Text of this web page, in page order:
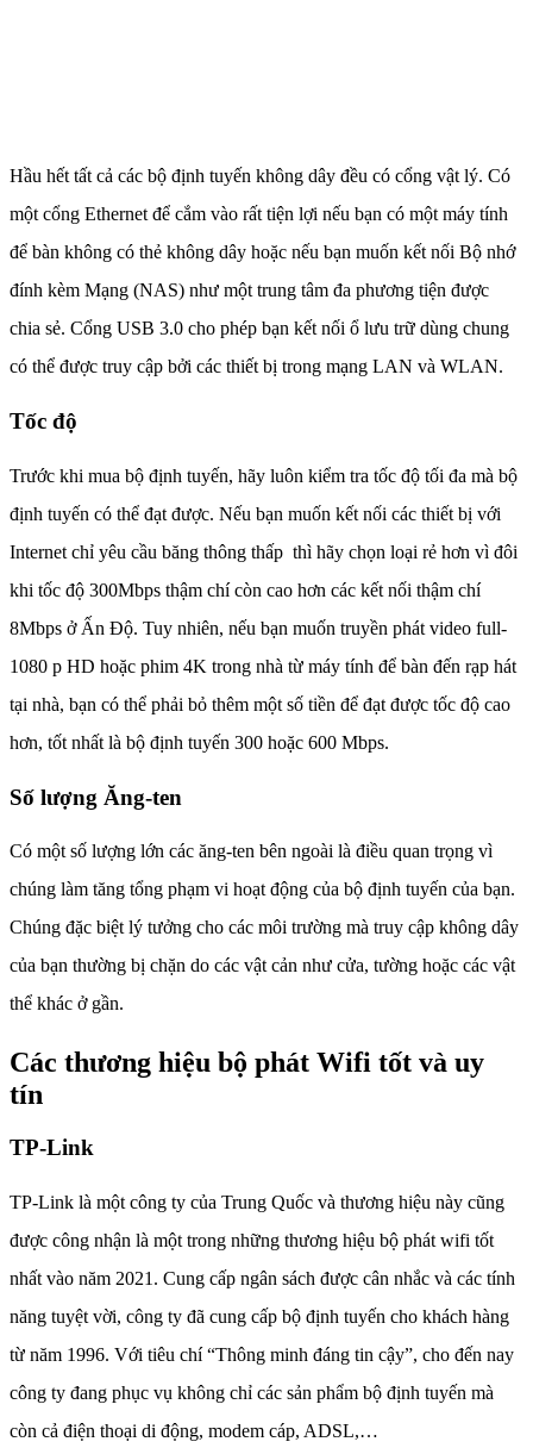
Hầu hết tất cả các bộ định tuyến không dây đều có cổng vật lý. Có
một cổng Ethernet để cắm vào rất tiện lợi nếu bạn có một máy tính
để bàn không có thẻ không dây hoặc nếu bạn muốn kết nối Bộ nhớ
đính kèm Mạng (NAS) như một trung tâm đa phương tiện được
chia sẻ. Cổng USB 3.0 cho phép bạn kết nối ổ lưu trữ dùng chung
có thể được truy cập bởi các thiết bị trong mạng LAN và WLAN.
Tốc độ
Trước khi mua bộ định tuyến, hãy luôn kiểm tra tốc độ tối đa mà bộ
định tuyến có thể đạt được. Nếu bạn muốn kết nối các thiết bị với
Internet chỉ yêu cầu băng thông thấp thì hãy chọn loại rẻ hơn vì đôi
khi tốc độ 300Mbps thậm chí còn cao hơn các kết nối thậm chí
8Mbps ở Ấn Độ. Tuy nhiên, nếu bạn muốn truyền phát video full-
1080 p HD hoặc phim 4K trong nhà từ máy tính để bàn đến rạp hát
tại nhà, bạn có thể phải bỏ thêm một số tiền để đạt được tốc độ cao
hơn, tốt nhất là bộ định tuyến 300 hoặc 600 Mbps.
Số lượng Ăng-ten
Có một số lượng lớn các ăng-ten bên ngoài là điều quan trọng vì
chúng làm tăng tổng phạm vi hoạt động của bộ định tuyến của bạn.
Chúng đặc biệt lý tưởng cho các môi trường mà truy cập không dây
của bạn thường bị chặn do các vật cản như cửa, tường hoặc các vật
thể khác ở gần.
Các thương hiệu bộ phát Wifi tốt và uy
tín
TP-Link
TP-Link là một công ty của Trung Quốc và thương hiệu này cũng
được công nhận là một trong những thương hiệu bộ phát wifi tốt
nhất vào năm 2021. Cung cấp ngân sách được cân nhắc và các tính
năng tuyệt vời, công ty đã cung cấp bộ định tuyến cho khách hàng
từ năm 1996. Với tiêu chí “Thông minh đáng tin cậy”, cho đến nay
công ty đang phục vụ không chỉ các sản phẩm bộ định tuyến mà
còn cả điện thoại di động, modem cáp, ADSL,…